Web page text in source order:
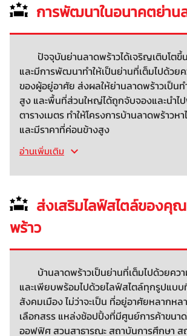
การพัฒนาในอนาคตย่าน
ปัจจุบันย่านลาดพร้าวได้เจริญเติบโตขึ้
และมีการพัฒนาทำให้เป็นย่านที่เต็มไปด้วย
ของผู้อยู่อาศัย ส่งผลให้ย่านลาดพร้าวเป็น
สูง และพื้นที่ส่วนใหญ่ได้ถูกจับจองและนำ
ตารางเมตร ทำให้โครงการบ้านลาดพร้าวห
และมีราคาที่ค่อนข้างสูง
อ่านเพิ่มเติม
ส่งเสริมไลฟ์สไตล์ของคุ
พร้าว
บ้านลาดพร้าวเป็นย่านที่เต็มไปด้วยคว
และเพียบพร้อมไปด้วยไลฟ์สไตล์ทุกรูปแบ
สังคมเมือง ไม่ว่าจะเป็น ที่อยู่อาศัยหลากห
เลือกสรร แหล่งช้อปปิ้งที่มีศูนย์การค้าขน
ออฟฟิศ สวนสาธารณะ สถาบันการศึกษา ส